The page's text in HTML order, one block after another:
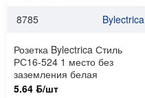
8785 Bylectrica
Розетка Bylectrica Стиль
РС16-524 1 место без
заземления белая
5.64 ƃ/шт